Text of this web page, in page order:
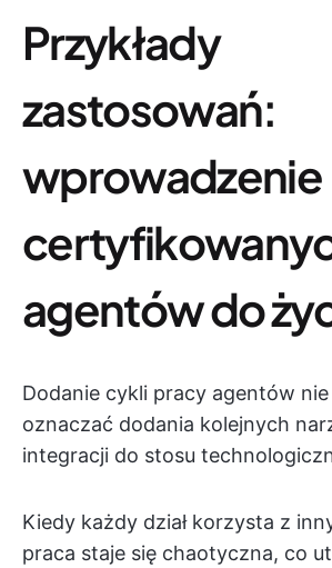
Przykłady
zastosowań:
wprowadzenie
agentów do
Dodanie cykli pracy agentów
oznaczać dodania kolejnych
integracji do stosu
Kiedy każdy dział korzysta z
praca staje się chaotyczna, co